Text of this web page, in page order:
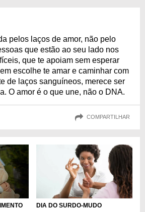
pelos laços de amor, não pelo
que estão ao seu lado nos
que te apoiam sem esperar
escolhe te amar e caminhar com
de laços sanguíneos, merece ser
O amor é o que une, não o DNA.
COMPARTILHAR
DIA DO SURDO-MUDO